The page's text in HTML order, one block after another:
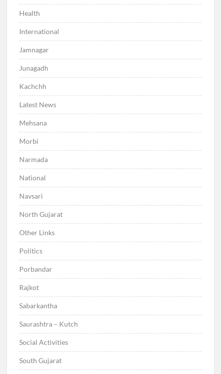
Health
International
Jamnagar
Junagadh
Kachchh
Latest News
Mehsana
Morbi
Narmada
National
Navsari
North Gujarat
Other Links
Politics
Porbandar
Rajkot
Sabarkantha
Saurashtra – Kutch
Social Activities
South Gujarat